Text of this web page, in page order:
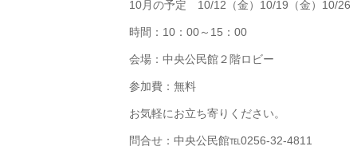
10月の予定 10/12（金）10/19（金）10/26
時間：10：00～15：00
会場：中央公民館２階ロビー
参加費：無料
お気軽にお立ち寄りください。
問合せ：中央公民館℡0256-32-4811